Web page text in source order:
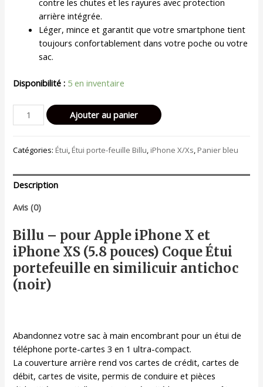
arrière intégrée.
Léger, mince et garantit que votre smartphone tient
toujours confortablement dans votre poche ou votre
sac.
Disponibilité : 5 en inventaire
quantité
de
-
iPhone
X
et
XS
(5.8
pouces)
Étui
portefeuille
(élégant
noir)
Ajouter au panier
Catégories: Étui, Étui porte-feuille Billu, iPhone X/Xs, Panier bleu
Description
Avis (0)
Billu – pour Apple iPhone X et
iPhone XS (5.8 pouces) Coque Étui
portefeuille en similicuir antichoc
(noir)
Abandonnez votre sac à main encombrant pour un étui de
téléphone porte-cartes 3 en 1 ultra-compact.
La couverture arrière rend vos cartes de crédit, cartes de
débit, cartes de visite, permis de conduire et pièces